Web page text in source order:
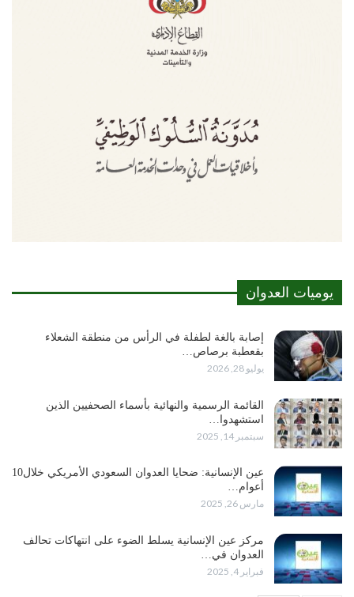
يوميات العدوان
إصابة بالغة لطفلة في الرأس من منطقة الشعلاء
بقعطبة برصاص…
يوليو 28, 2026
القائمة الرسمية والنهائية بأسماء الصحفيين الذين
استشهدوا…
سبتمبر 14, 2025
عين الإنسانية: ضحايا العدوان السعودي الأمريكي خلال10
أعوام…
مارس 26, 2025
مركز عين الإنسانية يسلط الضوء على انتهاكات تحالف
العدوان في…
فبراير 4, 2025